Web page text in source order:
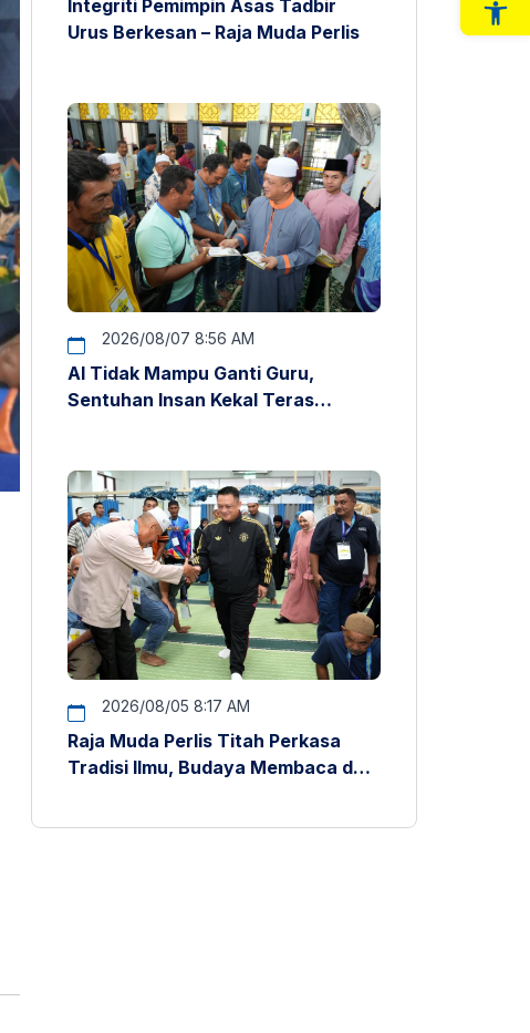
Integriti Pemimpin Asas Tadbir
Urus Berkesan – Raja Muda Perlis
2026/08/07 8:56 AM
AI Tidak Mampu Ganti Guru,
Sentuhan Insan Kekal Teras
2026/08/05 8:17 AM
Raja Muda Perlis Titah Perkasa
Tradisi Ilmu, Budaya Membaca dan